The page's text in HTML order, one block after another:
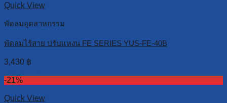
Quick View
พัดลมอุตสาหกรรม
พัดลมไร้สาย ปรับแหงน FE SERIES YUS-FE-40B
3,430 ฿
-21%
Quick View